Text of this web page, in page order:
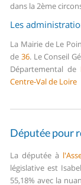
dans la 2ème
Les
La Mairie de Le
de 36.Le Conseil
Départemental de
Centre-Val de Loire
Députée pour
La députée à
législative est
55,18% avec la